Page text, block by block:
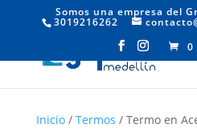
Somos una empresa del
3019216262
0
Inicio/ Termos / Termo en